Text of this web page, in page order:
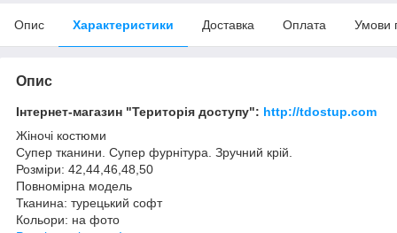
Опис Характеристики Доставка Оплата Умови
Опис
Інтернет-магазин "Територія доступу": http://tdostup.com
Жіночі костюми
Супер тканини. Супер фурнітура. Зручний крій.
Розміри: 42,44,46,48,50
Повномірна модель
Тканина: турецький софт
Кольори: на фото